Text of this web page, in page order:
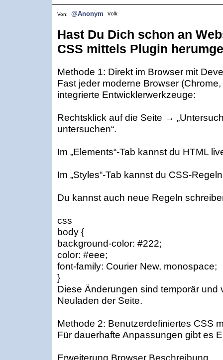
Von: @Anonym
Hast Du Dich schon an
CSS mittels Plugin
Methode 1: Direkt im Browser mit
Fast jeder moderne Browser
integrierte Entwicklerwerkzeuge:
Rechtsklick auf die Seite →
untersuchen“.
Im „Elements“-Tab kannst du HTML
Im „Styles“-Tab kannst du CSS-
Du kannst auch neue Regeln
css
body {
background-color: #222;
color: #eee;
font-family: Courier New, monospace;
}
Diese Änderungen sind temporär und
Neuladen der Seite.
Methode 2: Benutzerdefiniertes CSS
Für dauerhafte Anpassungen gibt es
Erweiterung Browser Beschreibung